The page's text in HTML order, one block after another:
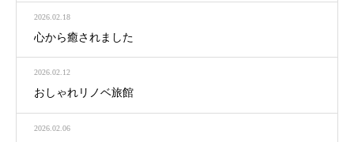
2026.02.18
心から癒されました
2026.02.12
おしゃれリノベ旅館
2026.02.06